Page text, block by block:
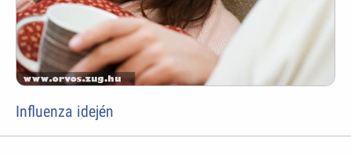
Influenza idején